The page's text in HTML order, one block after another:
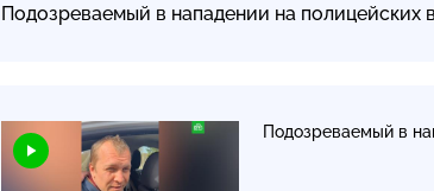
Подозреваемый в нападении на полицейских
Подозреваемый в